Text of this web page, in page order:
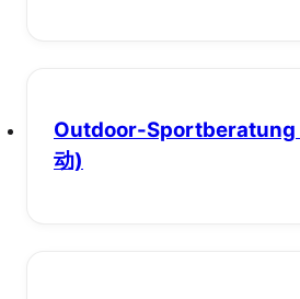
Outdoor-Sportberatung
动)